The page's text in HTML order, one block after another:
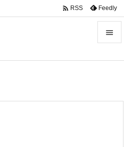


 RSS Feedly